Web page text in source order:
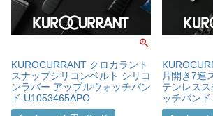
KUROCURRANT クロカラント
スナップシリコンベルト シリコ
ンラバー アップルウォッチバン
ド U1053465APO
片開き7連
テンレス
ッチバン